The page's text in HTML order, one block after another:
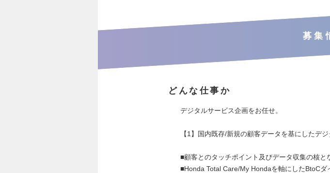
募集
どんな仕事か
デジタルサービス企画をお任せ。
【1】国内既存/新規の顧客データを基にしたデ
■顧客とのタッチポイント及びデータ収集の核
■Honda Total Care/My Hondaを軸にしたBtoCダ